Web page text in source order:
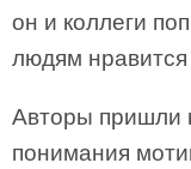
он и коллеги
людям нравится
Авторы пришли
понимания